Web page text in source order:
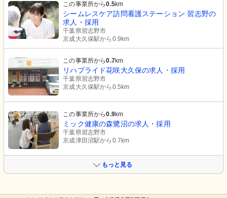
この事業所から0.5km
シームレスケア訪問看護ステーション 習志野の
求人・採用
千葉県習志野市
京成大久保駅から0.9km
この事業所から0.7km
リハプライド花咲大久保の求人・採用
千葉県習志野市
京成大久保駅から0.5km
この事業所から0.9km
ミック健康の森鷺沼の求人・採用
千葉県習志野市
京成津田沼駅から0.7km
もっと見る